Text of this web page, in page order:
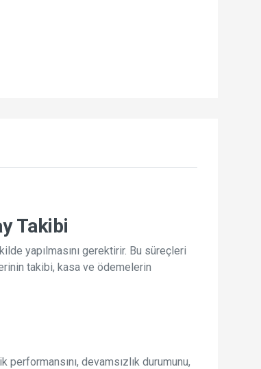
Takibi
yapılmasını gerektirir. Bu süreçleri
takibi, kasa ve ödemelerin
devamsızlık durumunu,